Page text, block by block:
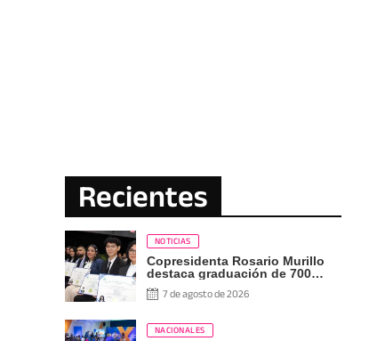
Recientes
NOTICIAS
Copresidenta Rosario Murillo
destaca graduación de 700
nuevos profesionales Pueblo
Presidente
7 de agosto de 2026
NACIONALES